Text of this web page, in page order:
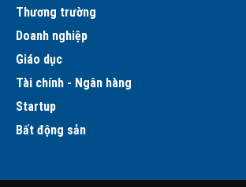
Thương trường
Doanh nghiệp
Giáo dục
Tài chính - Ngân hàng
Startup
Bất động sản